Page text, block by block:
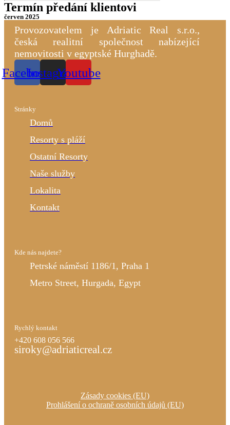
Termín předání klientovi
červen 2025
Provozovatelem je Adriatic Real s.r.o.,
česká realitní společnost nabízející
nemovitosti v egyptské Hurghadě.
FacebookInstagramYoutube
Stránky
Domů
Resorty s pláží
Ostatní Resorty
Naše služby
Lokalita
Kontakt
Kde nás najdete?
Petrské náměstí 1186/1, Praha 1
Metro Street, Hurgada, Egypt
Rychlý kontakt
+420 608 056 566
siroky@adriaticreal.cz
Zásady cookies (EU)
Prohlášení o ochraně osobních údajů (EU)